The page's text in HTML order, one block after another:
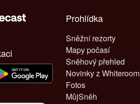
Prohlídka
Sněžní rezorty
Mapy počasí
Sněhový přehled
Novinky z Whiteroom
Fotos
MůjSněh